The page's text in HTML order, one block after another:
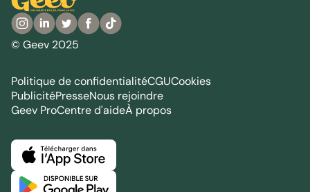
© Geev 2025
Politique de confidentialitéCGUCookies
PublicitéPresseNous rejoindre
Geev ProCentre d'aideÀ propos